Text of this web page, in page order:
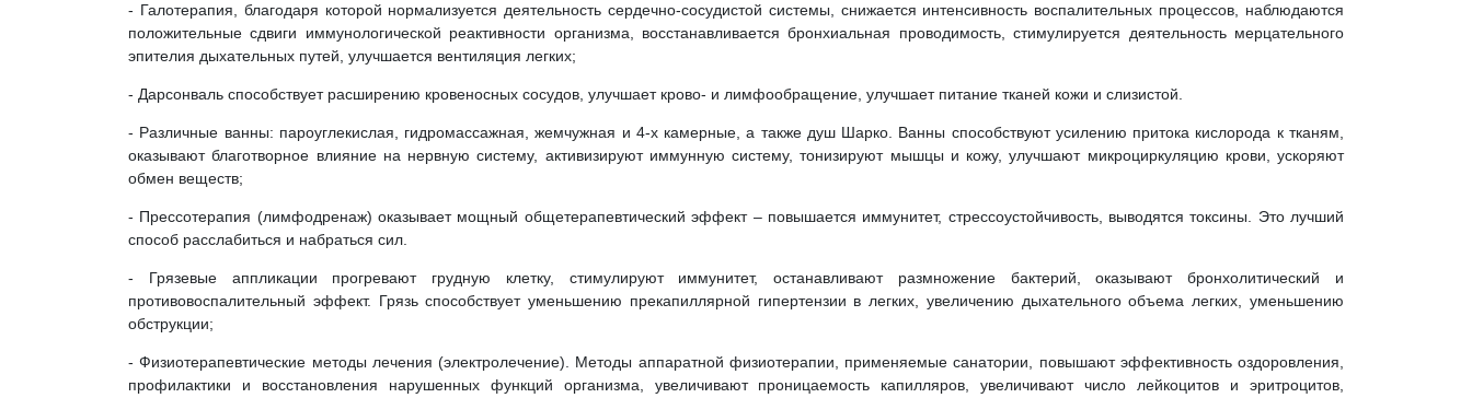
- Галотерапия, благодаря которой нормализуется деятельность сердечно-сосудистой системы, снижается интенсивность воспалительных процессов, наблюдаются
положительные сдвиги иммунологической реактивности организма, восстанавливается бронхиальная проводимость, стимулируется деятельность мерцательного
эпителия дыхательных путей, улучшается вентиляция легких;
- Дарсонваль способствует расширению кровеносных сосудов, улучшает крово- и лимфообращение, улучшает питание тканей кожи и слизистой.
- Различные ванны: пароуглекислая, гидромассажная, жемчужная и 4-х камерные, а также душ Шарко. Ванны способствуют усилению притока кислорода к тканям,
оказывают благотворное влияние на нервную систему, активизируют иммунную систему, тонизируют мышцы и кожу, улучшают микроциркуляцию крови, ускоряют
обмен веществ;
- Прессотерапия (лимфодренаж) оказывает мощный общетерапевтический эффект – повышается иммунитет, стрессоустойчивость, выводятся токсины. Это лучший
способ расслабиться и набраться сил.
- Грязевые аппликации прогревают грудную клетку, стимулируют иммунитет, останавливают размножение бактерий, оказывают бронхолитический и
противовоспалительный эффект. Грязь способствует уменьшению прекапиллярной гипертензии в легких, увеличению дыхательного объема легких, уменьшению
обструкции;
- Физиотерапевтические методы лечения (электролечение). Методы аппаратной физиотерапии, применяемые санатории, повышают эффективность оздоровления,
профилактики и восстановления нарушенных функций организма, увеличивают проницаемость капилляров, увеличивают число лейкоцитов и эритроцитов,